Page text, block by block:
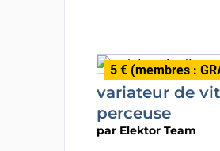
5 € (membres :
variateur de
perceuse
par Elektor Team